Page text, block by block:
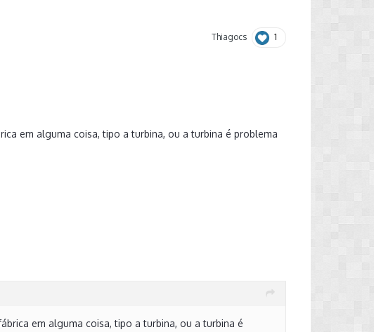
Thiagocs 1
em alguma coisa, tipo a turbina, ou a turbina é problema
em alguma coisa, tipo a turbina, ou a turbina é